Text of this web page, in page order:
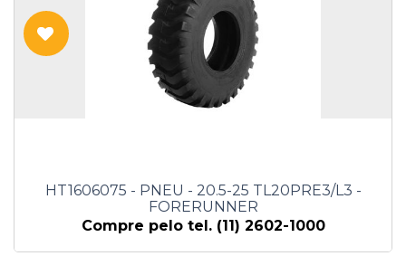
HT1606075 - PNEU - 20.5-25 TL20PRE3/L3 -
FORERUNNER
Compre pelo tel. (11) 2602-1000